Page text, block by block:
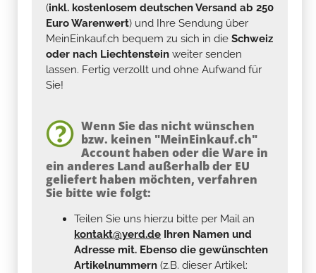
(inkl. kostenlosem deutschen Versand ab 250
Euro Warenwert) und Ihre Sendung über
MeinEinkauf.ch bequem zu sich in die Schweiz
oder nach Liechtenstein weiter senden
lassen. Fertig verzollt und ohne Aufwand für
Sie!
Wenn Sie das nicht wünschen
bzw. keinen "MeinEinkauf.ch"
Account haben oder die Ware in
ein anderes Land außerhalb der EU
geliefert haben möchten, verfahren
Sie bitte wie folgt:
Teilen Sie uns hierzu bitte per Mail an
kontakt@yerd.de Ihren Namen und
Adresse mit. Ebenso die gewünschten
Artikelnummern (z.B. dieser Artikel: